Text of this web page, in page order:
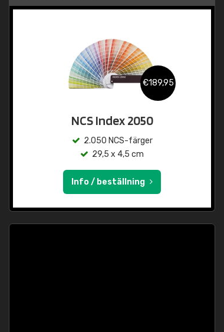
€189,95
NCS Index 2050
2.050 NCS-färger
29,5 x 4,5 cm
Info / beställning